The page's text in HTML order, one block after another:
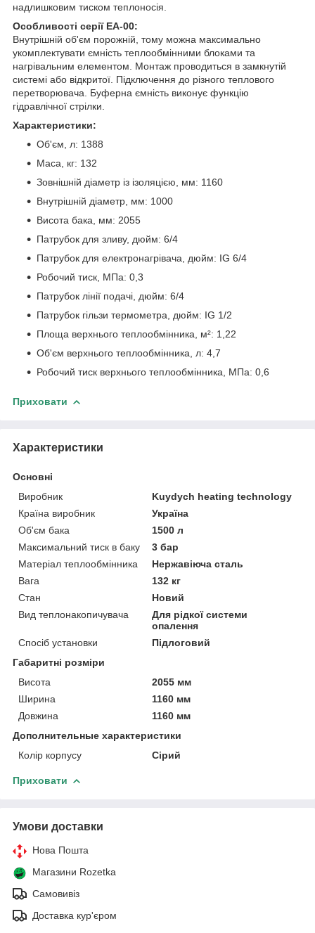
надлишковим тиском теплоносія.
Особливості серії ЕА-00:
Внутрішній об'єм порожній, тому можна максимально
укомплектувати ємність теплообмінними блоками та
нагрівальним елементом. Монтаж проводиться в замкнутій
системі або відкритої. Підключення до різного теплового
перетворювача. Буферна ємність виконує функцію
гідравлічної стрілки.
Характеристики:
Об'єм, л: 1388
Маса, кг: 132
Зовнішній діаметр із ізоляцією, мм: 1160
Внутрішній діаметр, мм: 1000
Висота бака, мм: 2055
Патрубок для зливу, дюйм: 6/4
Патрубок для електронагрівача, дюйм: IG 6/4
Робочий тиск, МПа: 0,3
Патрубок лінії подачі, дюйм: 6/4
Патрубок гільзи термометра, дюйм: IG 1/2
Площа верхнього теплообмінника, м²: 1,22
Об'єм верхнього теплообмінника, л: 4,7
Робочий тиск верхнього теплообмінника, МПа: 0,6
Приховати
Характеристики
Основні
Виробник
Kuydych heating technology
Країна виробник
Україна
Об'єм бака
1500 л
Максимальний тиск в баку
3 бар
Матеріал теплообмінника
Нержавіюча сталь
Вага
132 кг
Стан
Новий
Вид теплонакопичувача
Для рідкої системи
опалення
Спосіб установки
Підлоговий
Габаритні розміри
Висота
2055 мм
Ширина
1160 мм
Довжина
1160 мм
Дополнительные характеристики
Колір корпусу
Сірий
Приховати
Умови доставки
Нова Пошта
Магазини Rozetka
Самовивіз
Доставка кур'єром